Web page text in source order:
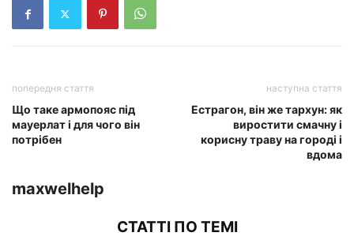
попередня стаття
Що таке армопояс під
мауерлат і для чого він
потрібен
наступна стаття
Естрагон, він же тархун: як
виростити смачну і
корисну траву на городі і
вдома
maxwelhelp
СТАТТІ ПО ТЕМІ